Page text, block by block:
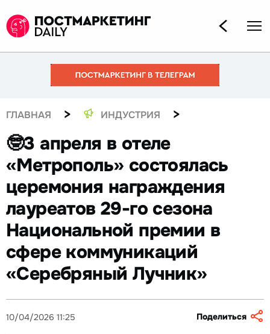
ГЛАВНАЯ > ИНДУСТРИЯ >
🤓3 апреля в отеле
«Метрополь» состоялась
церемония награждения
лауреатов 29-го сезона
Национальной премии в
сфере коммуникаций
«Серебряный Лучник»
10/04/2026 11:25 Поделиться